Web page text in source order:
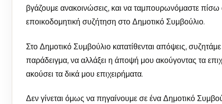
βγάζουμε ανακοινώσεις, και να ταμπουρωνόμαστε πίσω
εποικοδομητική συζήτηση στο Δημοτικό Συμβούλιο.
Στο Δημοτικό Συμβούλιο κατατίθενται απόψεις,
παράδειγμα, να αλλάξει η άποψή μου ακούγοντας τα
ακούσει τα δικά μου επιχειρήματα.
Δεν γίνεται όμως να πηγαίνουμε σε ένα Δημοτικό